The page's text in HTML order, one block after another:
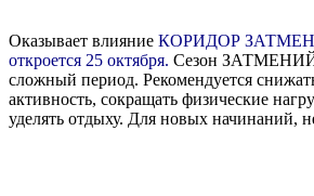
Оказывает влияние КОРИДОР
откроется 25 октября. Сезон ЗАТМЕНИЙ
сложный период. Рекомендуется
активность, сокращать физические
уделять отдыху. Для новых начинаний,